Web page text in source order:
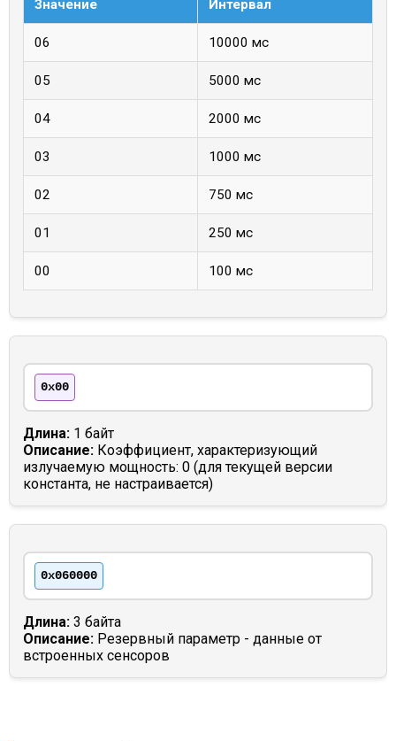
Значение Интервал
06 10000 мс
05 5000 мс
04 2000 мс
03 1000 мс
02 750 мс
01 250 мс
00 100 мс
0x00
Длина: 1 байт
Описание: Коэффициент, характеризующий
излучаемую мощность: 0 (для текущей версии
константа, не настраивается)
0x060000
Длина: 3 байта
Описание: Резервный параметр - данные от
встроенных сенсоров